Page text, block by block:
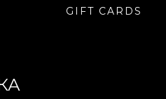
GIFT CARDS